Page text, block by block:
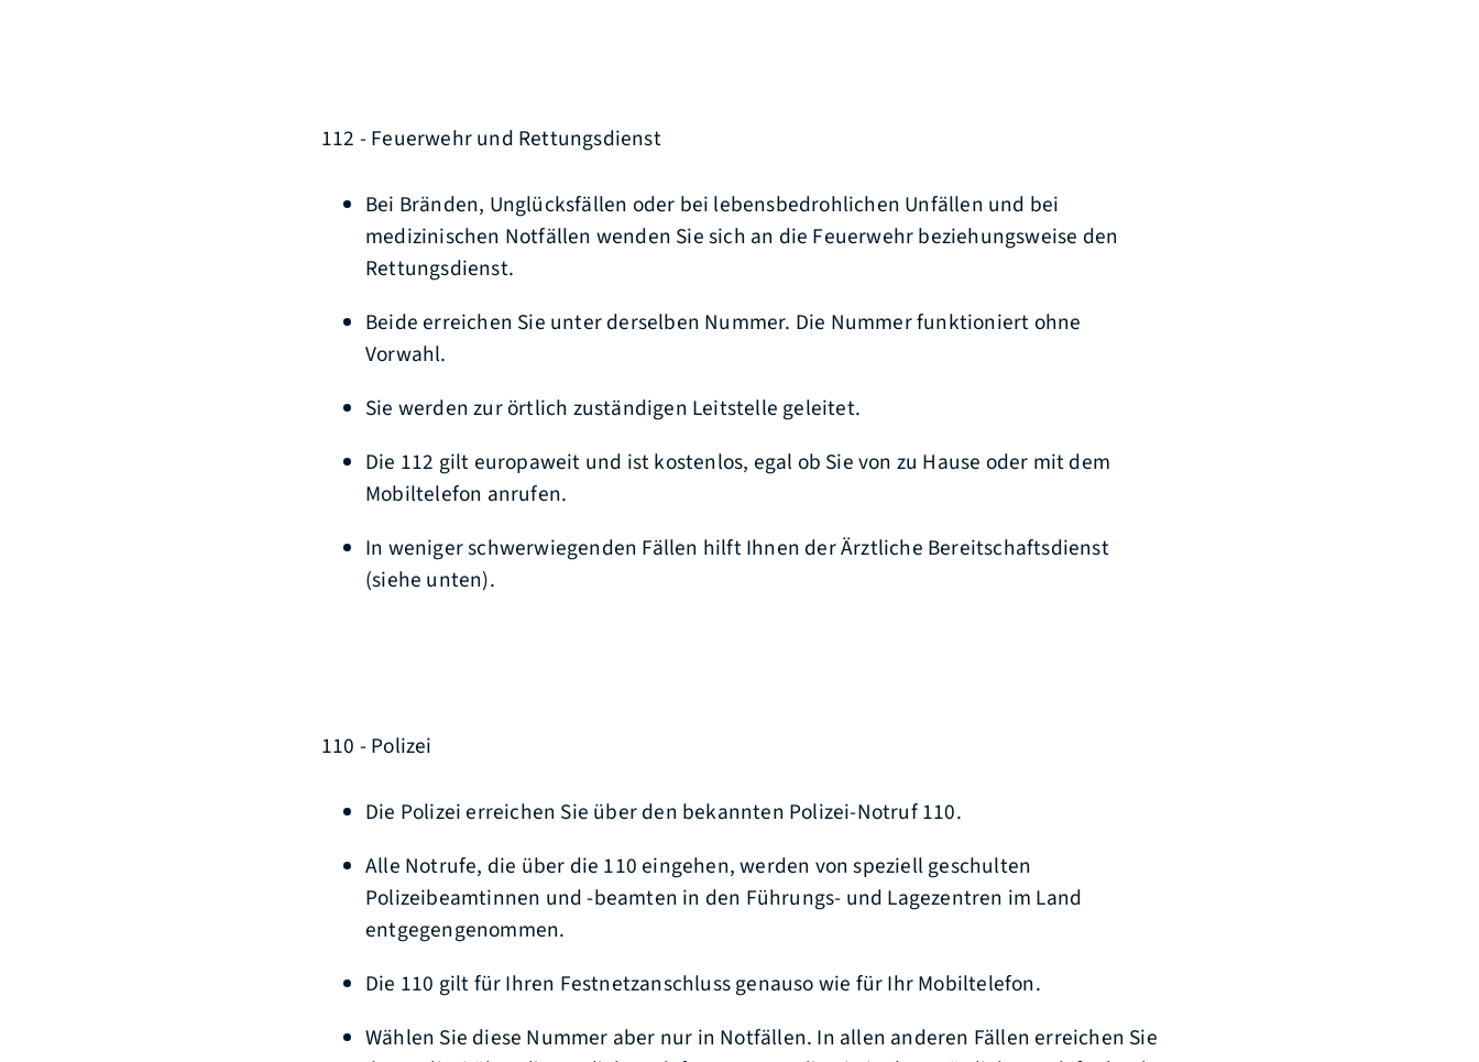
112 - Feuerwehr und Rettungsdienst
Bei Bränden, Unglücksfällen oder bei lebensbedrohlichen Unfällen und bei
medizinischen Notfällen wenden Sie sich an die Feuerwehr beziehungsweise den
Rettungsdienst.
Beide erreichen Sie unter derselben Nummer. Die Nummer funktioniert ohne
Vorwahl.
Sie werden zur örtlich zuständigen Leitstelle geleitet.
Die 112 gilt europaweit und ist kostenlos, egal ob Sie von zu Hause oder mit dem
Mobiltelefon anrufen.
In weniger schwerwiegenden Fällen hilft Ihnen der Ärztliche Bereitschaftsdienst
(siehe unten).
110 - Polizei
Die Polizei erreichen Sie über den bekannten Polizei-Notruf 110.
Alle Notrufe, die über die 110 eingehen, werden von speziell geschulten
Polizeibeamtinnen und -beamten in den Führungs- und Lagezentren im Land
entgegengenommen.
Die 110 gilt für Ihren Festnetzanschluss genauso wie für Ihr Mobiltelefon.
Wählen Sie diese Nummer aber nur in Notfällen. In allen anderen Fällen erreichen Sie